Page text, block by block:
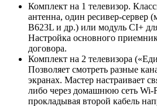
Комплект на 1 телевизор.
антенна, один ресивер-сервер
B623L и др.) или модуль CI+
Настройка основного
договора.
Комплект на 2 телевизора
Позволяет смотреть разные
экранах. Мастер настраивает
либо через домашнюю сеть Wi-
прокладывая второй кабель